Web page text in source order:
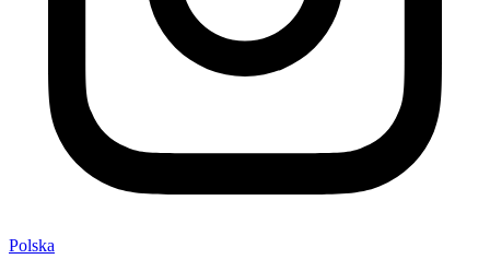
Polska